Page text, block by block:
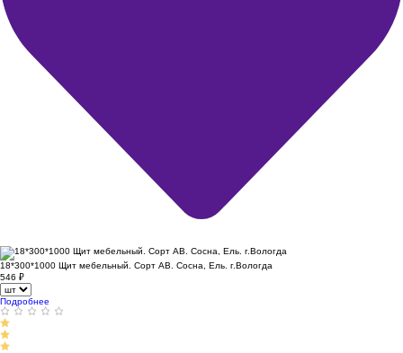
18*300*1000 Щит мебельный. Сорт АВ. Сосна, Ель. г.Вологда
546 ₽
Подробнее